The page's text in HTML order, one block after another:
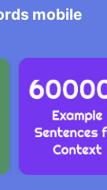
mobile